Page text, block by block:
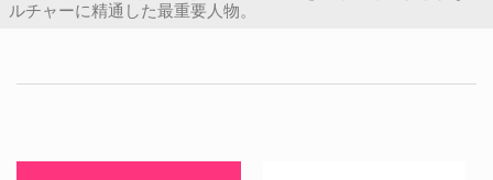
ルチャーに精通した最重要人物。